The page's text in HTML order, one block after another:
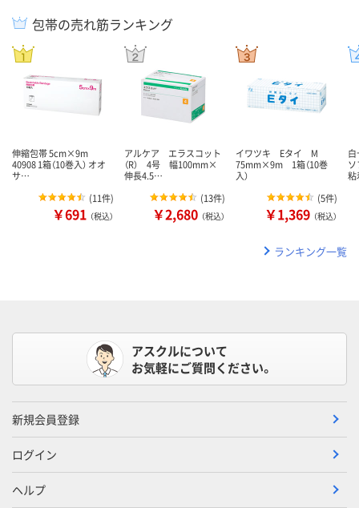
包帯の売れ筋ランキング
伸縮包帯 5cm×9m
40908 1箱（10巻入） オオ
サ…
(11件)
￥691 （税込）
アルケア エラスコット
（R） 4号 幅100mm×
伸長4.5…
(13件)
￥2,680 （税込）
イワツキ Eタイ M
75mm×9m 1箱（10巻
入）
(5件)
￥1,369 （税込）
ランキング一覧
アスクルについて
お気軽にご質問ください。
新規会員登録
ログイン
ヘルプ